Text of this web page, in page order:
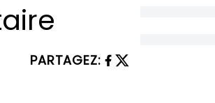
PARTAGEZ: